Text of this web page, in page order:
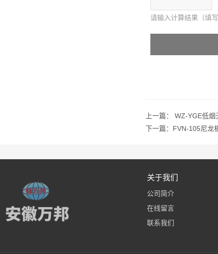
请输入计算结果（填
上一篇： WZ-YGE低烟
下一篇： FVN-105尼龙
关于我们
公司简介
在线留言
联系我们